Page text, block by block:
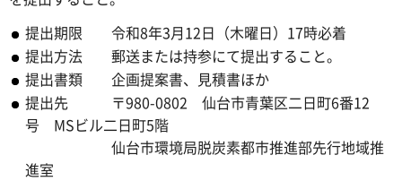
提出期限 令和8年3月12日（木曜日）17時必着
提出方法 郵送または持参にて提出すること。
提出書類 企画提案書、見積書ほか
提出先 〒980-0802 仙台市青葉区二日町6番12
号 MSビル二日町5階
仙台市環境局脱炭素都市推進部先行地域推
進室